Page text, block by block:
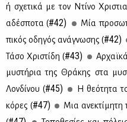
ή σχε­τι­κά με τον Ντί­νο
αδέ­σπο­τα (#42)
Μία
πι­κός οδη­γός ανά­γνω­σης (#42)
Τά­σο Χρι­στί­δη (#43)
μυ­στή­ρια της Θρά­κης στα
Λον­δί­νου (#45) Η θε­ό­τη­τα
κό­ρες (#47)
Μια ανε­κτί­μη­τη